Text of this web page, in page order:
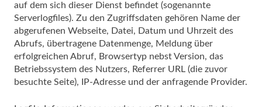
auf dem sich dieser Dienst befindet (sogenannte
Serverlogfiles). Zu den Zugriffsdaten gehören Name der
abgerufenen Webseite, Datei, Datum und Uhrzeit des
Abrufs, übertragene Datenmenge, Meldung über
erfolgreichen Abruf, Browsertyp nebst Version, das
Betriebssystem des Nutzers, Referrer URL (die zuvor
besuchte Seite), IP-Adresse und der anfragende Provider.